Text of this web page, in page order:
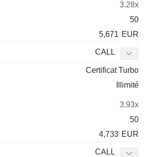
3.28x
50
5,671 EUR
CALL
Certificat Turbo
Illimité
3.93x
50
4,733 EUR
CALL